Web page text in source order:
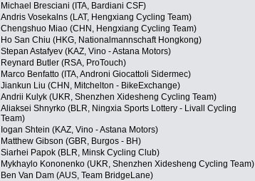
Michael Bresciani (ITA, Bardiani CSF)
Andris Vosekalns (LAT, Hengxiang Cycling Team)
Chengshuo Miao (CHN, Hengxiang Cycling Team)
Ho San Chiu (HKG, Nationalmannschaft Hongkong)
Stepan Astafyev (KAZ, Vino - Astana Motors)
Reynard Butler (RSA, ProTouch)
Marco Benfatto (ITA, Androni Giocattoli Sidermec)
Jiankun Liu (CHN, Mitchelton - BikeExchange)
Andrii Kulyk (UKR, Shenzhen Xidesheng Cycling Team)
Aliaksei Shnyrko (BLR, Ningxia Sports Lottery - Livall Cycling
Team)
Iogan Shtein (KAZ, Vino - Astana Motors)
Matthew Gibson (GBR, Burgos - BH)
Siarhei Papok (BLR, Minsk Cycling Club)
Mykhaylo Kononenko (UKR, Shenzhen Xidesheng Cycling Team)
Ben Van Dam (AUS, Team BridgeLane)